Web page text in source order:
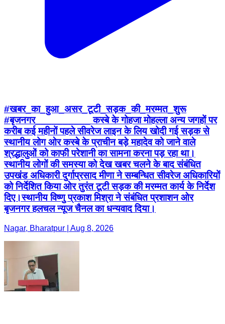
#खबर_का_हुआ_असर_टूटी_सड़क_की_मरम्मत_शुरू
#बृजनगर__________ कस्बे के गोहजा मोहल्ला अन्य जगहों पर
करीब कई महीनों पहले सीवरेज लाइन के लिय खोदी गई सड़क से
स्थानीय लोग ओर कस्बे के प्राचीन बड़े महादेव को जाने वाले
श्रद्धालुओं को काफी परेशानी का सामना करना पड़ रहा था।
स्थानीय लोगों की समस्या को देख खबर चलने के बाद संबंधित
उपखंड अधिकारी दुर्गाप्रसाद मीणा ने सम्बन्धित सीवरेज अधिकारियों
को निर्देशित किया ओर तुरंत टूटी सड़क की मरम्मत कार्य के निर्देश
दिए।स्थानीय विष्णु प्रकाश मिश्रा ने संबंधित प्रशाशन ओर
बृजनगर हलचल न्यूज चैनल का धन्यवाद दिया।
Nagar, Bharatpur | Aug 8, 2026